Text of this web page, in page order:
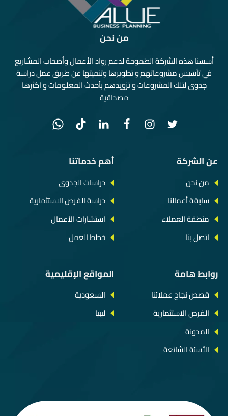
من نحن
أسسنا هذه الشركة الطموحة لدعم رواد الأعمال وأصحاب المشاريع
في تأسيس مشروعاتهم و تطويرها وتنميتها عن طريق عمل دراسة
جدوى لتلك المشروعات و تزويدهم بأحدث المعلومات و اكثرها
مصداقية
عن الشركة
من نحن
سابقة أعمالنا
منطقة العملاء
اتصل بنا
أهم خدماتنا
دراسات الجدوى
دراسة الفرص الاستثمارية
استشارات الأعمال
خطط العمل
روابط هامة
قصص نجاح عملائنا
الفرص الاستثمارية
المدونة
الأسئة الشائعة
المواقع الإقليمية
السعودية
ليبيا